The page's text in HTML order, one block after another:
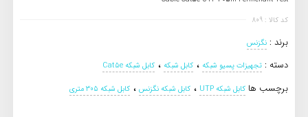
کد کالا : 809
برند : نگزنس
دسته : تجهیزات پسیو شبکه ، کابل شبکه ، کابل شبکه Cat5e
برچسب ها کابل شبکه UTP ، کابل شبکه نگزنس ، کابل شبکه 305 متری